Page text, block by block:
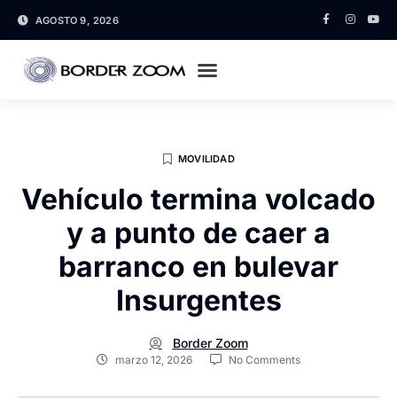
AGOSTO 9, 2026
MOVILIDAD
Vehículo termina volcado
y a punto de caer a
barranco en bulevar
Insurgentes
Border Zoom
marzo 12, 2026 No Comments